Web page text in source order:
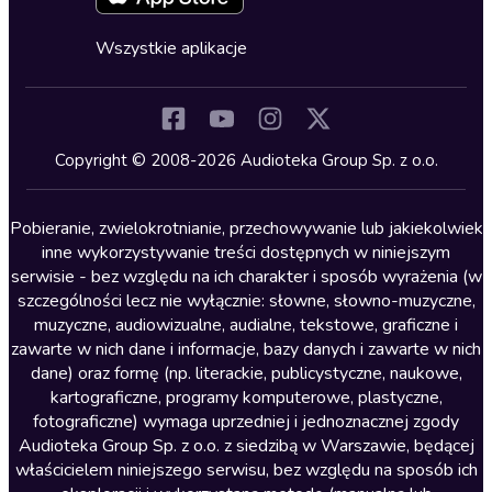
Kryminały
Lektury szkolne
Literatura anglojęzyczna
Literatura faktu
Literatura obyczajowa
Literatura piękna obca
Literatura piękna polska
Nagrania relaksacyjne
Nauka języków
Cykle audiobooków
Wszystkie aplikacje
Copyright © 2008-2026 Audioteka Group Sp. z o.o.
Pobieranie, zwielokrotnianie, przechowywanie lub jakiekolwiek
inne wykorzystywanie treści dostępnych w niniejszym
serwisie - bez względu na ich charakter i sposób wyrażenia (w
szczególności lecz nie wyłącznie: słowne, słowno-muzyczne,
muzyczne, audiowizualne, audialne, tekstowe, graficzne i
zawarte w nich dane i informacje, bazy danych i zawarte w nich
dane) oraz formę (np. literackie, publicystyczne, naukowe,
kartograficzne, programy komputerowe, plastyczne,
fotograficzne) wymaga uprzedniej i jednoznacznej zgody
Audioteka Group Sp. z o.o. z siedzibą w Warszawie, będącej
właścicielem niniejszego serwisu, bez względu na sposób ich